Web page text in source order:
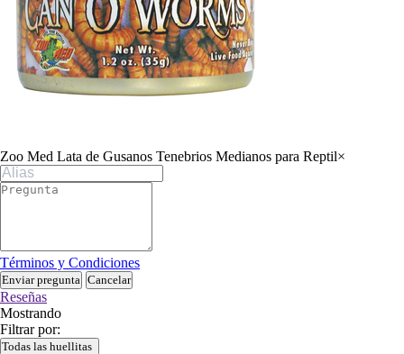
Zoo Med Lata de Gusanos Tenebrios Medianos para Reptil×
Términos y Condiciones
Enviar pregunta Cancelar
Reseñas
Mostrando
Filtrar por:
Todas las huellitas